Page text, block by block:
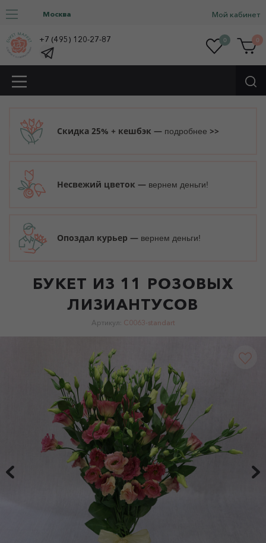
Москва Мой кабинет
+7 (495) 120-27-87 0 0
Скидка 25% + кешбэк — подробнее >>
Несвежий цветок — вернем деньги!
Опоздал курьер — вернем деньги!
БУКЕТ ИЗ 11 РОЗОВЫХ
ЛИЗИАНТУСОВ
Артикул: C0063-standart